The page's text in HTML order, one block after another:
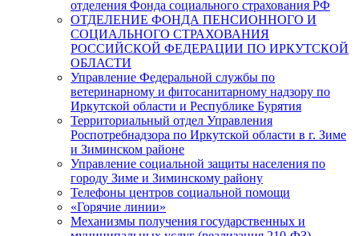
отделения Фонда социального страхования РФ
ОТДЕЛЕНИЕ ФОНДА ПЕНСИОННОГО И
СОЦИАЛЬНОГО СТРАХОВАНИЯ
РОССИЙСКОЙ ФЕДЕРАЦИИ ПО ИРКУТСКОЙ
ОБЛАСТИ
Управление Федеральной службы по
ветеринарному и фитосанитарному надзору по
Иркутской области и Республике Бурятия
Территориальный отдел Управления
Роспотребнадзора по Иркутской области в г. Зиме
и Зиминском районе
Управление социальной защиты населения по
городу Зиме и Зиминскому району
Телефоны центров социальной помощи
«Горячие линии»
Механизмы получения государственных и